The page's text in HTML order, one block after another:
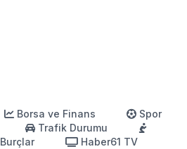
Borsa ve Finans
Spor
Trafik Durumu
Burçlar
Haber61 TV